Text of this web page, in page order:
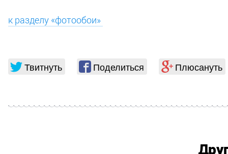
к разделу «фотообои»
Твитнуть Поделиться Плюсануть